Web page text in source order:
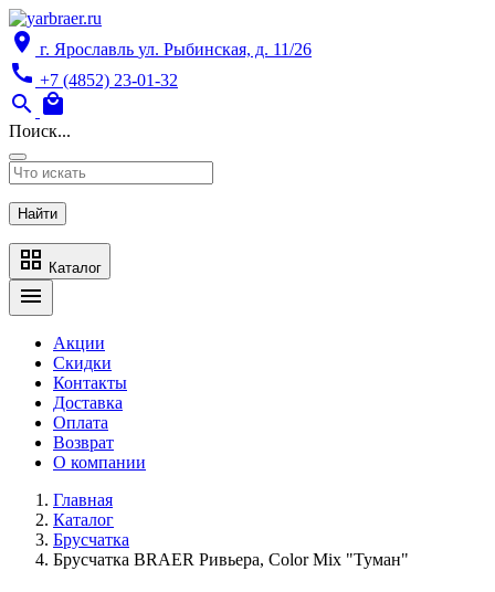
location_on г. Ярославль ул. Рыбинская, д. 11/26
call +7 (4852) 23-01-32
search local_mall
Поиск...
Найти
grid_view Каталог
menu
Акции
Скидки
Контакты
Доставка
Оплата
Возврат
О компании
Главная
Каталог
Брусчатка
Брусчатка BRAER Ривьера, Color Mix "Туман"